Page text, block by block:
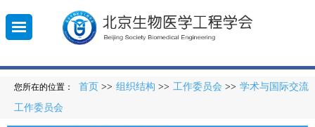
您所在的位置： 首页 >> 组织结构 >> 工作委员会 >> 学术与国际交流
工作委员会